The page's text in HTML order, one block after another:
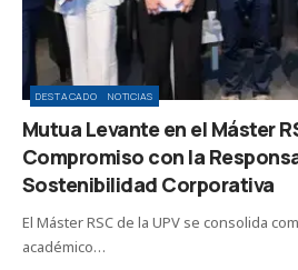
DESTACADO NOTICIAS
Mutua Levante en el Máster
Compromiso con la
Sostenibilidad Corporativa
El Máster RSC de la UPV se consolida
académico…